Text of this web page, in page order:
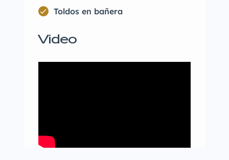
Toldos en bañera
Video